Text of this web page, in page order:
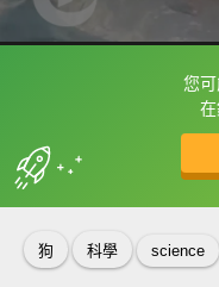
您
框選或點兩
收錄佳句
狗 科學 science